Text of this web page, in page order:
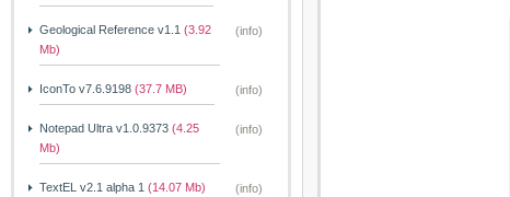
Geological Reference v1.1 (3.92
Mb)
(info)
IconTo v7.6.9198 (37.7 MB) (info)
Notepad Ultra v1.0.9373 (4.25
Mb)
(info)
TextEL v2.1 alpha 1 (14.07 Mb) (info)